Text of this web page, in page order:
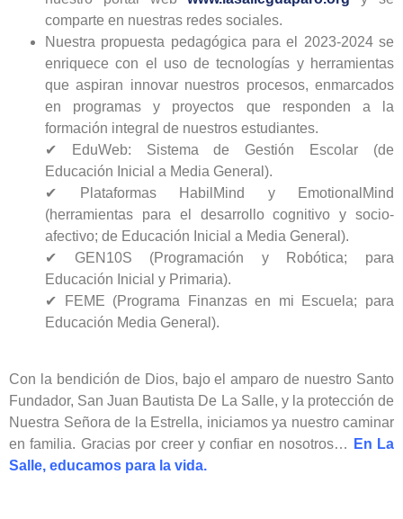
comparte en nuestras redes sociales.
Nuestra propuesta pedagógica para el 2023-2024 se
enriquece con el uso de tecnologías y herramientas
que aspiran innovar nuestros procesos, enmarcados
en programas y proyectos que responden a la
formación integral de nuestros estudiantes.
✔ EduWeb: Sistema de Gestión Escolar (de
Educación Inicial a Media General).
✔ Plataformas HabilMind y EmotionalMind
(herramientas para el desarrollo cognitivo y socio-
afectivo; de Educación Inicial a Media General).
✔ GEN10S (Programación y Robótica; para
Educación Inicial y Primaria).
✔ FEME (Programa Finanzas en mi Escuela; para
Educación Media General).
Con la bendición de Dios, bajo el amparo de nuestro Santo
Fundador, San Juan Bautista De La Salle, y la protección de
Nuestra Señora de la Estrella, iniciamos ya nuestro caminar
en familia. Gracias por creer y confiar en nosotros…
En La
Salle, educamos para la vida.